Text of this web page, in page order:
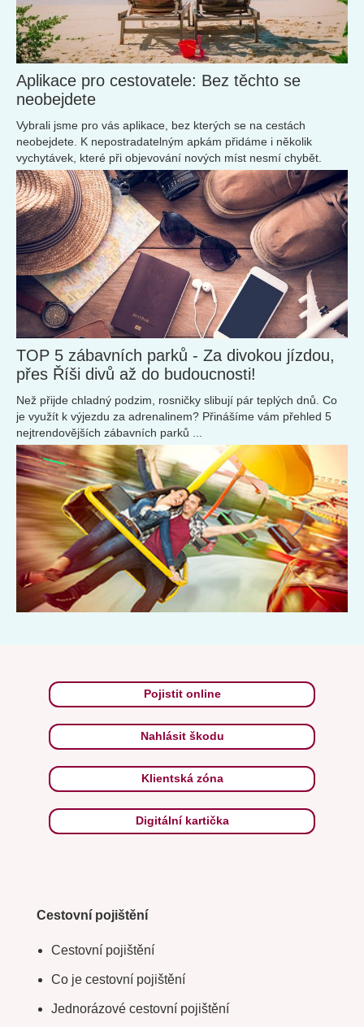
Aplikace pro cestovatele: Bez těchto se
neobejdete
Vybrali jsme pro vás aplikace, bez kterých se na cestách
neobejdete. K nepostradatelným apkám přidáme i několik
vychytávek, které při objevování nových míst nesmí chybět.
TOP 5 zábavních parků - Za divokou jízdou,
přes Říši divů až do budoucnosti!
Než přijde chladný podzim, rosničky slibují pár teplých dnů. Co
je využít k výjezdu za adrenalinem? Přinášíme vám přehled 5
nejtrendovějších zábavních parků ...
Pojistit online
Nahlásit škodu
Klientská zóna
Digitální kartička
Cestovní pojištění
Cestovní pojištění
Co je cestovní pojištění
Jednorázové cestovní pojištění